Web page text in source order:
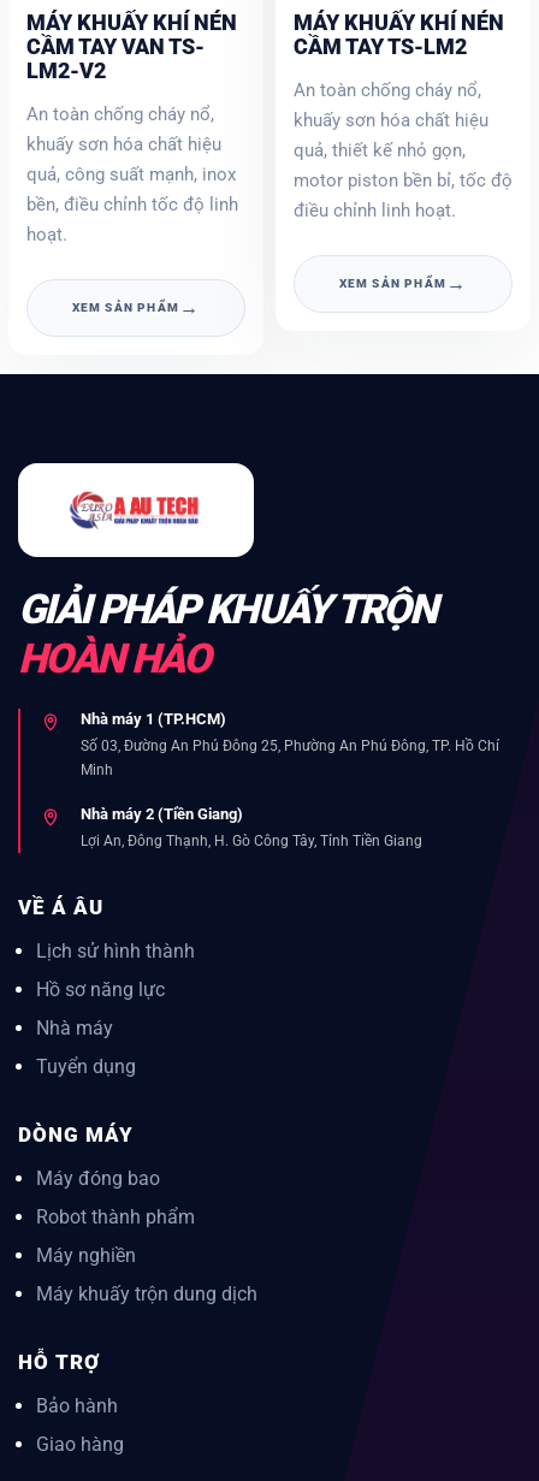
MÁY KHUẤY KHÍ NÉN
CẦM TAY VAN TS-
LM2-V2
An toàn chống cháy nổ,
khuấy sơn hóa chất hiệu
quả, công suất mạnh, inox
bền, điều chỉnh tốc độ linh
hoạt.
XEM SẢN PHẨM →
MÁY KHUẤY KHÍ NÉN
CẦM TAY TS-LM2
An toàn chống cháy nổ,
khuấy sơn hóa chất hiệu
quả, thiết kế nhỏ gọn,
motor piston bền bỉ, tốc độ
điều chỉnh linh hoạt.
XEM SẢN PHẨM →
GIẢI PHÁP KHUẤY TRỘN
HOÀN HẢO
Nhà máy 1 (TP.HCM)
Số 03, Đường An Phú Đông 25, Phường An Phú Đông, TP. Hồ Chí
Minh
Nhà máy 2 (Tiền Giang)
Lợi An, Đông Thạnh, H. Gò Công Tây, Tỉnh Tiền Giang
VỀ Á ÂU
Lịch sử hình thành
Hồ sơ năng lực
Nhà máy
Tuyển dụng
DÒNG MÁY
Máy đóng bao
Robot thành phẩm
Máy nghiền
Máy khuấy trộn dung dịch
HỖ TRỢ
Bảo hành
Giao hàng